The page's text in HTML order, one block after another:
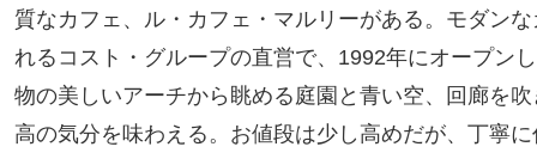
質なカフェ、ル・カフェ・マルリーがある。モダン
れるコスト・グループの直営で、1992年にオープン
物の美しいアーチから眺める庭園と青い空、回廊を
高の気分を味わえる。お値段は少し高めだが、丁寧